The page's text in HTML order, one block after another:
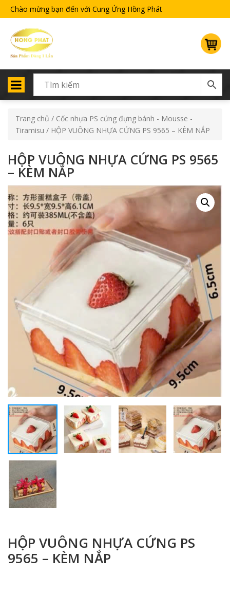
Chào mừng bạn đến với Cung Ứng Hồng Phát
Trang chủ / Cốc nhựa PS cứng đựng bánh - Mousse -
Tiramisu / HỘP VUÔNG NHỰA CỨNG PS 9565 – KÈM NẮP
HỘP VUÔNG NHỰA CỨNG PS 9565
– KÈM NẮP
HỘP VUÔNG NHỰA CỨNG PS
9565 – KÈM NẮP